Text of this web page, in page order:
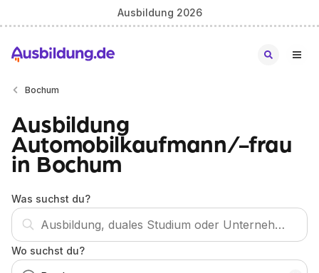
Ausbildung 2026
Bochum
Ausbildung
Automobilkaufmann/-frau
in Bochum
Was suchst du?
Wo suchst du?